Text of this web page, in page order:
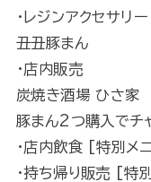
・レジンアクセサリー
丑丑豚まん
・店内販売
炭焼き酒場 ひさ家
豚まん2つ購入でチ
・店内飲食 [特別メ
・持ち帰り販売 [特